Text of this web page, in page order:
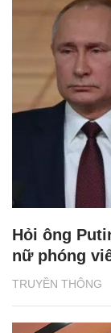
TRUYỀN THÔNG
Hỏi ông
nữ phóng